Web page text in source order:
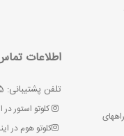
اطلاعات
تلفن پشتیبانی: 09123153905
کلوتو استور در
کلوتو هوم در